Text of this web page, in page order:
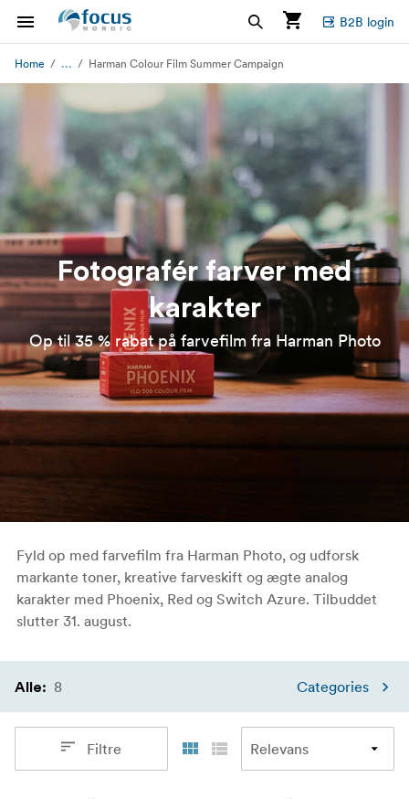
B2B login
Home ... Harman Colour Film Summer Campaign
Fotografér farver med
karakter
Op til 35 % rabat på farvefilm fra Harman Photo
Fyld op med farvefilm fra Harman Photo, og udforsk
markante toner, kreative farveskift og ægte analog
karakter med Phoenix, Red og Switch Azure. Tilbuddet
slutter 31. august.
Alle: 8 Categories
Filtre